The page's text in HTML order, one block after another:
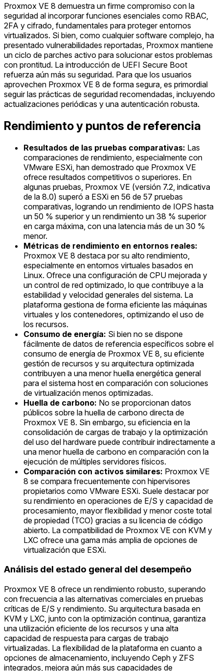
Proxmox VE 8 demuestra un firme compromiso con la
seguridad al incorporar funciones esenciales como RBAC,
2FA y cifrado, fundamentales para proteger entornos
virtualizados. Si bien, como cualquier software complejo, ha
presentado vulnerabilidades reportadas, Proxmox mantiene
un ciclo de parches activo para solucionar estos problemas
con prontitud. La introducción de UEFI Secure Boot
refuerza aún más su seguridad. Para que los usuarios
aprovechen Proxmox VE 8 de forma segura, es primordial
seguir las prácticas de seguridad recomendadas, incluyendo
actualizaciones periódicas y una autenticación robusta.
Rendimiento y puntos de referencia
Resultados de las pruebas comparativas: Las
comparaciones de rendimiento, especialmente con
VMware ESXi, han demostrado que Proxmox VE
ofrece resultados competitivos o superiores. En
algunas pruebas, Proxmox VE (versión 7.2, indicativa
de la 8.0) superó a ESXi en 56 de 57 pruebas
comparativas, logrando un rendimiento de IOPS hasta
un 50 % superior y un rendimiento un 38 % superior
en carga máxima, con una latencia más de un 30 %
menor.
Métricas de rendimiento en entornos reales:
Proxmox VE 8 destaca por su alto rendimiento,
especialmente en entornos virtuales basados en
Linux. Ofrece una configuración de CPU mejorada y
un control de red optimizado, lo que contribuye a la
estabilidad y velocidad generales del sistema. La
plataforma gestiona de forma eficiente las máquinas
virtuales y los contenedores, optimizando el uso de
los recursos.
Consumo de energía: Si bien no se dispone
fácilmente de datos de referencia específicos sobre el
consumo de energía de Proxmox VE 8, su eficiente
gestión de recursos y su arquitectura optimizada
contribuyen a una menor huella energética general
para el sistema host en comparación con soluciones
de virtualización menos optimizadas.
Huella de carbono: No se proporcionan datos
públicos sobre la huella de carbono directa de
Proxmox VE 8. Sin embargo, su eficiencia en la
consolidación de cargas de trabajo y la optimización
del uso del hardware puede contribuir indirectamente a
una menor huella de carbono en comparación con la
ejecución de múltiples servidores físicos.
Comparación con activos similares: Proxmox VE
8 se compara frecuentemente con hipervisores
propietarios como VMware ESXi. Suele destacar por
su rendimiento en operaciones de E/S y capacidad de
procesamiento, mayor flexibilidad y menor coste total
de propiedad (TCO) gracias a su licencia de código
abierto. La compatibilidad de Proxmox VE con KVM y
LXC ofrece una gama más amplia de opciones de
virtualización que ESXi.
Análisis del estado general del desempeño
Proxmox VE 8 ofrece un rendimiento robusto, superando
con frecuencia a las alternativas comerciales en pruebas
críticas de E/S y rendimiento. Su arquitectura basada en
KVM y LXC, junto con la optimización continua, garantiza
una utilización eficiente de los recursos y una alta
capacidad de respuesta para cargas de trabajo
virtualizadas. La flexibilidad de la plataforma en cuanto a
opciones de almacenamiento, incluyendo Ceph y ZFS
integrados, mejora aún más sus capacidades de